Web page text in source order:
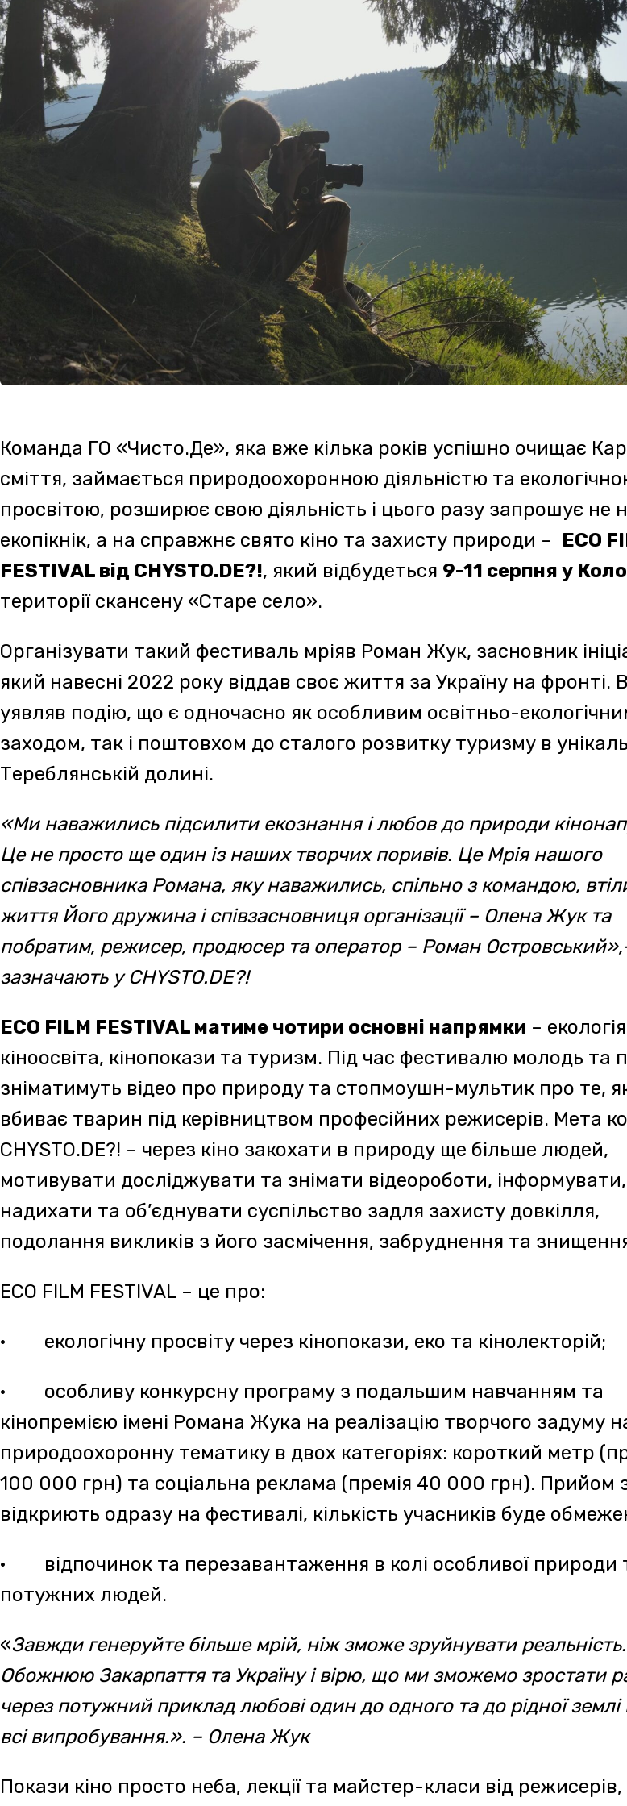
Команда ГО «Чисто.Де», яка вже кілька років успішно очищає Карпати від
сміття, займається природоохоронною діяльністю та екологічною
просвітою, розширює свою діяльність і цього разу запрошує не на
екопікнік, а на справжнє свято кіно та захисту природи –ECO FILM
FESTIVAL від CHYSTO.DE?!
, який відбудеться9-11 серпня у Колочаві на
території скансену «Старе село».
Організувати такий фестиваль мріяв Роман Жук, засновник ініціативи,
який навесні 2022 року віддав своє життя за Україну на фронті. Він
заходом, так і поштовхом до сталого розвитку туризму в унікальній
«Ми наважились підсилити екознання і любов до природи кінонапрямком.
Це не просто ще один із наших творчих поривів. Це Мрія нашого
співзасновника Романа, яку наважились, спільно з командою, втілити в
життя Його дружина і співзасновниця організації – Олена Жук та
побратим, режисер, продюсер та оператор – Роман Островський»,–
ECO FILM FESTIVALматиме чотири основні напрямки– екологія,
кіноосвіта, кінопокази та туризм. Під час фестивалю молодь та підлітки
зніматимуть відео про природу та стопмоушн-мультик про те, як сміття
вбиває тварин під керівництвом професійних режисерів. Мета команди
CHYSTO.DE?! – через кіно закохати в природу ще більше людей,
надихати та об’єднувати суспільство задля захисту довкілля,
подолання викликів з його засмічення, забруднення та знищення.
ECO FILM FESTIVAL – це про:
· екологічну просвіту через кінопокази, еко та кінолекторій;
· особливу конкурсну програму з подальшим навчанням та
природоохоронну тематику в двох категоріях: короткий метр (премія в
100 000 грн) та соціальна реклама (премія 40 000 грн). Прийом заявок
відкриють одразу на фестивалі, кількість учасників буде обмежено.
· відпочинок та перезавантаження в колі особливої природи та
потужних людей.
«Завжди генеруйте більше мрій, ніж зможе зруйнувати реальність.
Обожнюю Закарпаття та Україну і вірю, що ми зможемо зростати разом
через потужний приклад любові один до одного та до рідної землі попри
Покази кіно просто неба, лекції та майстер-класи від режисерів,
продюсерів, сценаристів, продюсерів документального кіно, дискусії на
організацій, інтерактиви, ярмарок крафтових та еко товарів, активна
дитяча зона, зони для відпочинку із книгами, із планетарієм, із
гамаками, а також – виступ бандуристки Марини Круть, мистецький
перформанс у пам’ять про полеглих захисників України від Зірки Савки,
прогулянки для знайомства з унікальною природою неподалік Колочави,
споглядання зорепаду в заказнику Берег Закарпатського Моря, – це
відвідувачів ECO FILM FESTIVAL.
У програмі на відвідувачів чекають особливі кінопокази з
Також планується перегляд та обговорення соціальної реклами, де
висвітлюються проблеми екології. Крім того, буде перегляд стопмоушен-
та молоддю.
Серед кіногостей фестивалю – режисер Сергій Буковський, режисер та